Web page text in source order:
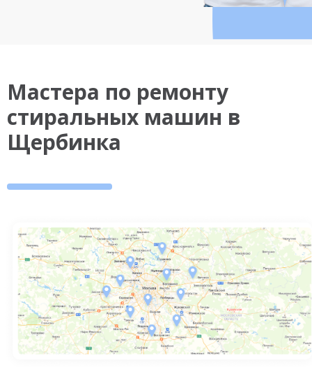
Мастера по ремонту
стиральных машин в
Щербинка